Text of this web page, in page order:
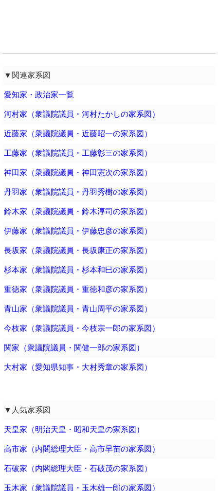
▼関連家系図
愛知家・政治家一覧
河村家（衆議院議員・河村たかしの家系図）
近藤家（衆議院議員・近藤昭一の家系図）
工藤家（衆議院議員・工藤彰三の家系図）
神田家（衆議院議員・神田憲次の家系図）
丹羽家（衆議院議員・丹羽秀樹の家系図）
鈴木家（衆議院議員・鈴木淳司の家系図）
伊藤家（衆議院議員・伊藤忠彦の家系図）
長坂家（衆議院議員・長坂康正の家系図）
杉本家（衆議院議員・杉本和巳の家系図）
重徳家（衆議院議員・重徳和彦の家系図）
青山家（衆議院議員・青山周平の家系図）
今枝家（衆議院議員・今枝宗一郎の家系図）
関家（衆議院議員・関健一郎の家系図）
大村家（愛知県知事・大村秀章の家系図）
▼人気家系図
天皇家（明治天皇・昭和天皇の家系図）
高市家（内閣総理大臣・高市早苗の家系図）
石破家（内閣総理大臣・石破茂の家系図）
玉木家（衆議院議員・玉木雄一郎の家系図）